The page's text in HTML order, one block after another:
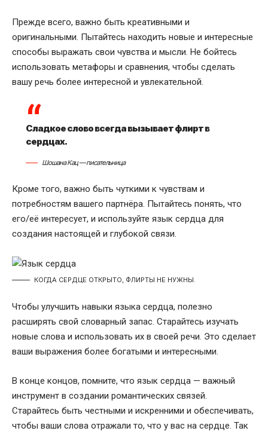
Прежде всего, важно быть креативными и
оригинальными. Пытайтесь находить новые и интересные
способы выражать свои чувства и мысли. Не бойтесь
использовать метафоры и сравнения, чтобы сделать
вашу речь более интересной и увлекательной.
Сладкое слово всегда вызывает флирт в
сердцах.
Шошана Кац — писательница
Кроме того, важно быть чуткими к чувствам и
потребностям вашего партнёра. Пытайтесь понять, что
его/её интересует, и используйте язык сердца для
создания настоящей и глубокой связи.
КОГДА СЕРДЦЕ ОТКРЫТО, ФЛИРТЫ НЕ НУЖНЫ.
Чтобы улучшить навыки языка сердца, полезно
расширять свой словарный запас. Старайтесь изучать
новые слова и использовать их в своей речи. Это сделает
ваши выражения более богатыми и интересными.
В конце концов, помните, что язык сердца — важный
инструмент в создании романтических связей.
Старайтесь быть честными и искренними и обеспечивать,
чтобы ваши слова отражали то, что у вас на сердце. Так